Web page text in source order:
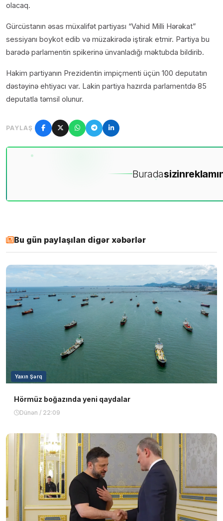
olacaq.
Gürcüstanın əsas müxalifət partiyası “Vahid Milli Hərəkat”
sessiyanı boykot edib və müzakirədə iştirak etmir. Partiya bu
barədə parlamentin spikerinə ünvanladığı məktubda bildirib.
Hakim partiyanın Prezidentin impiçmenti üçün 100 deputatın
dəstəyinə ehtiyacı var. Lakin partiya hazırda parlamentdə 85
deputatla təmsil olunur.
PAYLAŞ
Buradasizin
Bu gün paylaşılan digər xəbərlər
Yaxın Şərq
Hörmüz boğazında yeni qaydalar
Dünən / 22:09